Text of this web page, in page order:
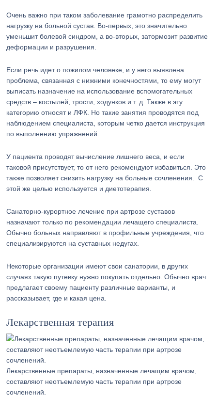
Очень важно при таком заболевание грамотно распределить
нагрузку на больной сустав. Во-первых, это значительно
уменьшит болевой синдром, а во-вторых, затормозит развитие
деформации и разрушения.
Если речь идет о пожилом человеке, и у него выявлена
проблема, связанная с нижними конечностями, то ему могут
выписать назначение на использование вспомогательных
средств – костылей, трости, ходунков и т. д. Также в эту
категорию относят и ЛФК. Но такие занятия проводятся под
наблюдением специалиста, которым четко дается инструкция
по выполнению упражнений.
У пациента проводят вычисление лишнего веса, и если
таковой присутствует, то от него рекомендуют избавиться. Это
также позволяет снизить нагрузку на больные сочленения. С
этой же целью используется и диетотерапия.
Санаторно-курортное лечение при артрозе суставов
назначают только по рекомендации лечащего специалиста.
Обычно больных направляют в профильные учреждения, что
специализируются на суставных недугах.
Некоторые организации имеют свои санатории, в других
случаях такую путевку нужно покупать отдельно. Обычно врач
предлагает своему пациенту различные варианты, и
рассказывает, где и какая цена.
Лекарственная терапия
Лекарственные препараты, назначенные лечащим врачом,
составляют неотъемлемую часть терапии при артрозе
сочленений.